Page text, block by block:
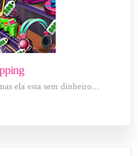
ela esta sem dinheiro...